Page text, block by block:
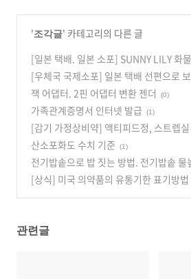
'조각글' 카테고리의 다른 글
[일본 택배. 일본 소포] SUNNY LILY 화
(2)
[우체국 국제소포] 일본 택배 선편으로
잭 어댑터. 2핀 어댑터 변환 젠더 (0)
가족관계증명서 인터넷 발급 (1)
[감기 가정상비약] 액티피드정, 스트렙
(0)
산소포화도 수치 기준 (1)
전기밥솥으로 밥 짓는 방법. 전기밥솥 물
[상식] 미국 의약품의 유통기한 표기방법
관련글